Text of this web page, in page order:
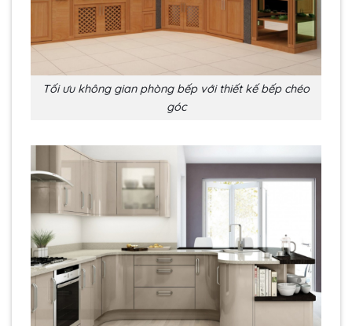
Tối ưu không gian phòng bếp với thiết kế bếp chéo
góc